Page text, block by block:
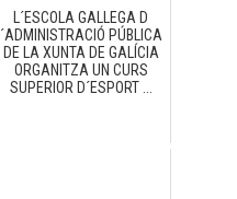
L´ESCOLA GALLEGA D
´ADMINISTRACIÓ PÚBLICA
DE LA XUNTA DE GALÍCIA
ORGANITZA UN CURS
SUPERIOR D´ESPORT ...